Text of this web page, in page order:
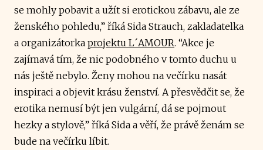
se mohly pobavit a užít si erotickou zábavu, ale ze
ženského pohledu,” říká Sida Strauch, zakladatelka
a organizátorka projektu L´AMOUR. “Akce je
zajímavá tím, že nic podobného v tomto duchu u
nás ještě nebylo. Ženy mohou na večírku nasát
inspiraci a objevit krásu ženství. A přesvědčit se, že
erotika nemusí být jen vulgární, dá se pojmout
hezky a stylově,” říká Sida a věří, že právě ženám se
bude na večírku líbit.